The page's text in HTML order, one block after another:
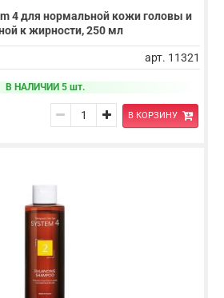
4 для нормальной кожи головы и
к жирности, 250 мл
арт. 11321
В НАЛИЧИИ 5 шт.
В КОРЗИНУ